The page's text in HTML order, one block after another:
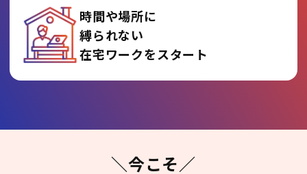
時間や場所に
縛られない
在宅ワークをスタート
＼今こそ／